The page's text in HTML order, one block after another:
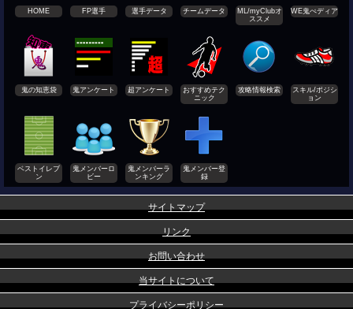
HOME FP選手 選手データ チームデータ
ML/myClubオ
ススメ
WE鬼ぺディア
鬼の知恵袋 鬼アンケート 超アンケート
おすすめテク
ニック
攻略情報検索
スキル/ポジシ
ョン
ベストイレブ
ン
鬼メンバーロ
ビー
鬼メンバーラ
ンキング
鬼メンバー登
録
サイトマップ
リンク
お問い合わせ
当サイトについて
プライバシーポリシー